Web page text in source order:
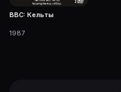
BBC: Кельты
1987